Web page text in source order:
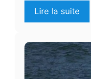
Lire la suite